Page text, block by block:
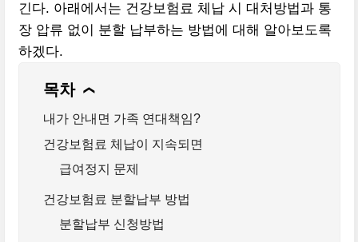
긴다. 아래에서는 건강보험료 체납 시 대처방법과 통
장 압류 없이 분할 납부하는 방법에 대해 알아보도록
하겠다.
목차 ❯
내가 안내면 가족 연대책임?
건강보험료 체납이 지속되면
급여정지 문제
건강보험료 분할납부 방법
분할납부 신청방법